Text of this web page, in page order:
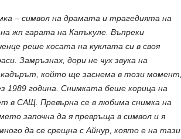
– символ на драмата и трагедията на
жп гарата на Капъкуле. Въпреки
реше косата на куклата си в своя
Замръзнах, дори не чух звука на
който ще заснема в този момент,
1989 година. Снимката беше корица на
в САЩ. Превърна се в любима снимка на
започна да я превръща в символ и я
да се срещна с Айнур, която е на тази